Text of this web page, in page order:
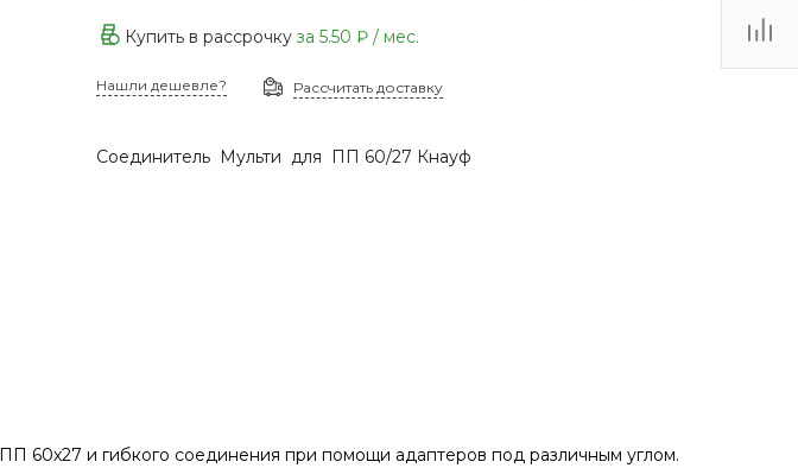
Купить в рассрочку за 5.50 ₽/ мес.
Нашли дешевле? Рассчитать доставку
Соединитель Мульти для ПП 60/27 Кнауф
60х27 и гибкого соединения при помощи адаптеров под различным углом.